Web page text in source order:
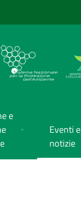
e
Eventi e
notizie